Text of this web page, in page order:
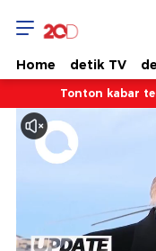
Home detik TV
Tonton kabar